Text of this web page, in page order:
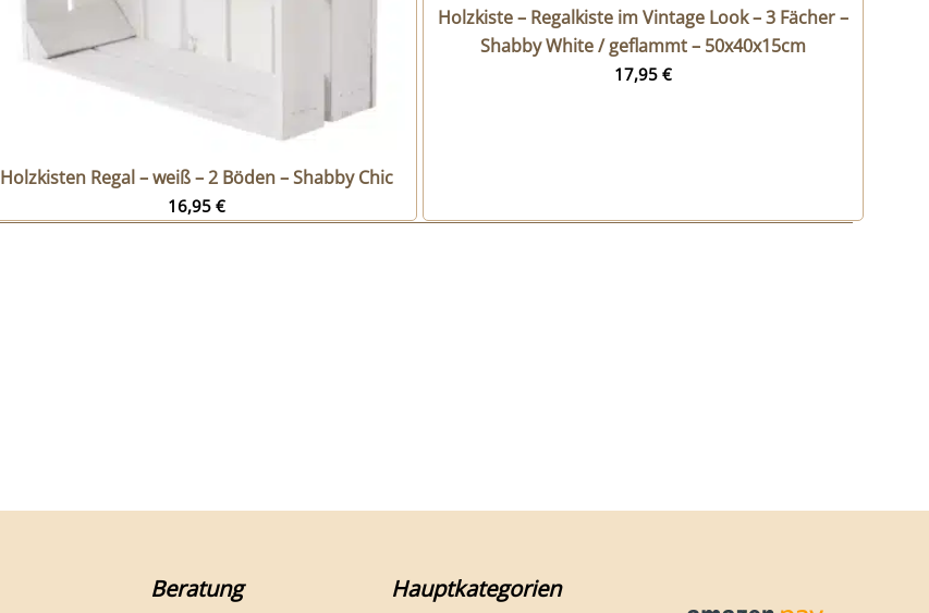
Holzkisten Regal – weiß – 2 Böden – Shabby Chic
16,95€
Holzkiste – Regalkiste im Vintage Look – 3 Fächer –
Shabby White / geflammt – 50x40x15cm
17,95€
Beratung Hauptkategorien